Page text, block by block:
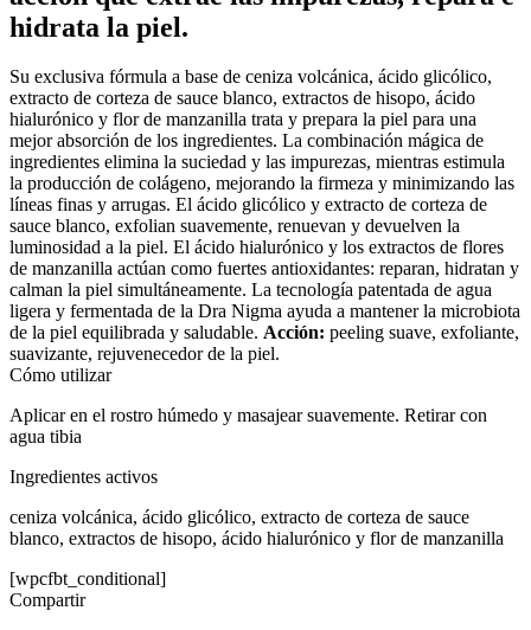
hidrata la piel.
Su exclusiva fórmula a base de ceniza volcánica, ácido glicólico,
extracto de corteza de sauce blanco, extractos de hisopo, ácido
hialurónico y flor de manzanilla trata y prepara la piel para una
mejor absorción de los ingredientes. La combinación mágica de
ingredientes elimina la suciedad y las impurezas, mientras estimula
la producción de colágeno, mejorando la firmeza y minimizando las
líneas finas y arrugas. El ácido glicólico y extracto de corteza de
sauce blanco, exfolian suavemente, renuevan y devuelven la
luminosidad a la piel. El ácido hialurónico y los extractos de flores
de manzanilla actúan como fuertes antioxidantes: reparan, hidratan y
calman la piel simultáneamente. La tecnología patentada de agua
ligera y fermentada de la Dra Nigma ayuda a mantener la microbiota
de la piel equilibrada y saludable. Acción: peeling suave, exfoliante,
suavizante, rejuvenecedor de la piel.
Cómo utilizar
Aplicar en el rostro húmedo y masajear suavemente. Retirar con
agua tibia
Ingredientes activos
ceniza volcánica, ácido glicólico, extracto de corteza de sauce
blanco, extractos de hisopo, ácido hialurónico y flor de manzanilla
[wpcfbt_conditional]
Compartir